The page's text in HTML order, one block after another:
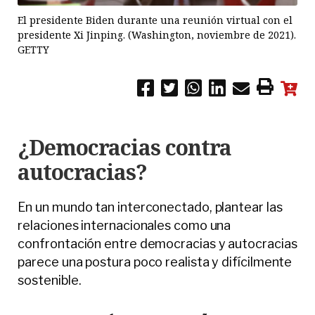
El presidente Biden durante una reunión virtual con el
presidente Xi Jinping. (Washington, noviembre de 2021).
GETTY
¿Democracias contra
autocracias?
En un mundo tan interconectado, plantear las
relaciones internacionales como una
confrontación entre democracias y autocracias
parece una postura poco realista y difícilmente
sostenible.